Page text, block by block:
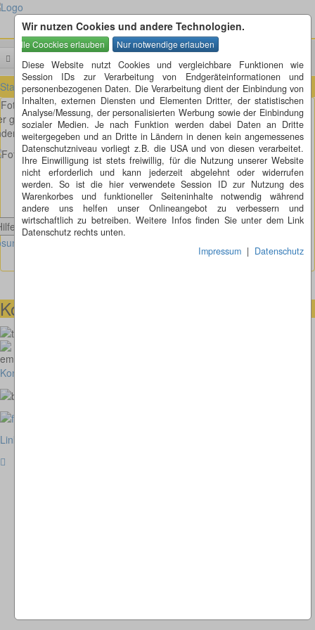
Wir nutzen Cookies und andere Technologien.
Diese Website nutzt Cookies und vergleichbare Funktionen wie
Session IDs zur Verarbeitung von Endgeräteinformationen und
personenbezogenen Daten. Die Verarbeitung dient der Einbindung von
Inhalten, externen Diensten und Elementen Dritter, der statistischen
Analyse/Messung, der personalisierten Werbung sowie der Einbindung
sozialer Medien. Je nach Funktion werden dabei Daten an Dritte
weitergegeben und an Dritte in Ländern in denen kein angemessenes
Datenschutzniveau vorliegt z.B. die USA und von diesen verarbeitet.
Ihre Einwilligung ist stets freiwillig, für die Nutzung unserer Website
nicht erforderlich und kann jederzeit abgelehnt oder widerrufen
werden. So ist die hier verwendete Session ID zur Nutzung des
Warenkorbes und funktioneller Seiteninhalte notwendig während
andere uns helfen unser Onlineangebot zu verbessern und
wirtschaftlich zu betreiben. Weitere Infos finden Sie unter dem Link
Datenschutz rechts unten.
Impressum | Datenschutz
Startseite » Fotorätsel » Fotorätsel 261 bis 270 » Fotorätsel 261
Fotorätsel 261
große grüne Gehirnfresser, so sieht er also aus. Oder ist es etwas
anzeigen
Fotorätsel 261 anzeigen
Kontaktmöglichkeiten
Kontakt
Link zur klassischen Website